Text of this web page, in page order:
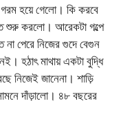
গরম হয়ে গেলো। কি করবে
শুরু করলো। আরেকটা গল্পে
পেরে নিজের গুদে বেগুন
হঠাৎ মাথায় একটা বুদ্ধি
নিজেই জানেনা। শাড়ি
দাঁড়ালো। ৪৮ বছরের